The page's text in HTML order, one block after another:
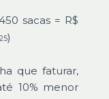
sacas = R$
)
que faturar,
10% menor